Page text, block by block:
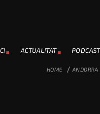
ACTUALITAT
HOME / ANDORRA